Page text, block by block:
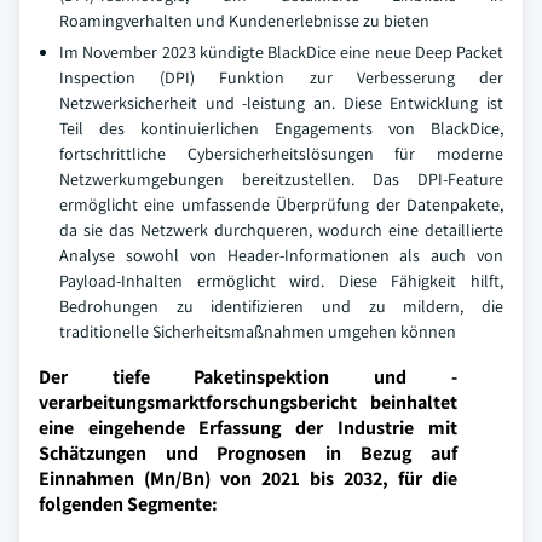
Roamingverhalten und Kundenerlebnisse zu bieten
Im November 2023 kündigte BlackDice eine neue Deep Packet
Inspection (DPI) Funktion zur Verbesserung der
Netzwerksicherheit und -leistung an. Diese Entwicklung ist
Teil des kontinuierlichen Engagements von BlackDice,
fortschrittliche Cybersicherheitslösungen für moderne
Netzwerkumgebungen bereitzustellen. Das DPI-Feature
ermöglicht eine umfassende Überprüfung der Datenpakete,
da sie das Netzwerk durchqueren, wodurch eine detaillierte
Analyse sowohl von Header-Informationen als auch von
Payload-Inhalten ermöglicht wird. Diese Fähigkeit hilft,
Bedrohungen zu identifizieren und zu mildern, die
traditionelle Sicherheitsmaßnahmen umgehen können
Der tiefe Paketinspektion und -
verarbeitungsmarktforschungsbericht beinhaltet
eine eingehende Erfassung der Industrie mit
Schätzungen und Prognosen in Bezug auf
Einnahmen (Mn/Bn) von 2021 bis 2032, für die
folgenden Segmente: